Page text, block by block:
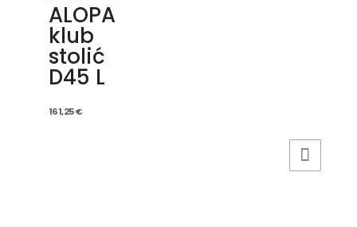
ALOPA
klub
stolić
D45 L
161,25€